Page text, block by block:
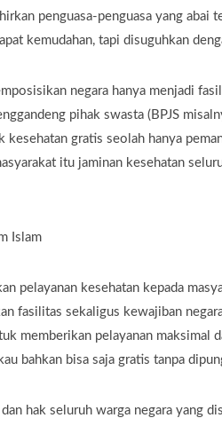
penguasa-penguasa yang abai
kemudahan, tapi disuguhkan
negara hanya menjadi
pihak swasta (BPJS
kesehatan gratis seolah hanya
itu jaminan kesehatan
Islam
pelayanan kesehatan kepada
fasilitas sekaligus kewajiban
memberikan pelayanan maksimal
bahkan bisa saja gratis tanpa
hak seluruh warga negara yang